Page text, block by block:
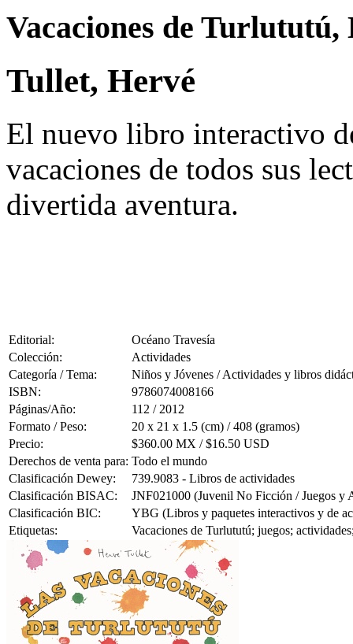
Vacaciones de Turlututú,
Tullet, Hervé
El nuevo libro interactivo
vacaciones de todos sus
divertida aventura.
Editorial:
Océano Travesía
Colección:
Actividades
Categoría / Tema:
Niños y Jóvenes / Actividades y libros
ISBN:
9786074008166
Páginas/Año:
112 / 2012
Formato / Peso:
20 x 21 x 1.5 (cm) / 408 (gramos)
Precio:
$360.00 MX / $16.50 USD
Derechos de venta para: Todo el mundo
Clasificación Dewey:
739.9083 - Libros de actividades
Clasificación BISAC:
JNF021000 (Juvenil No Ficción / Juegos y
Clasificación BIC:
YBG (Libros y paquetes interactivos y de
Etiquetas:
Vacaciones de Turlututú; juegos;